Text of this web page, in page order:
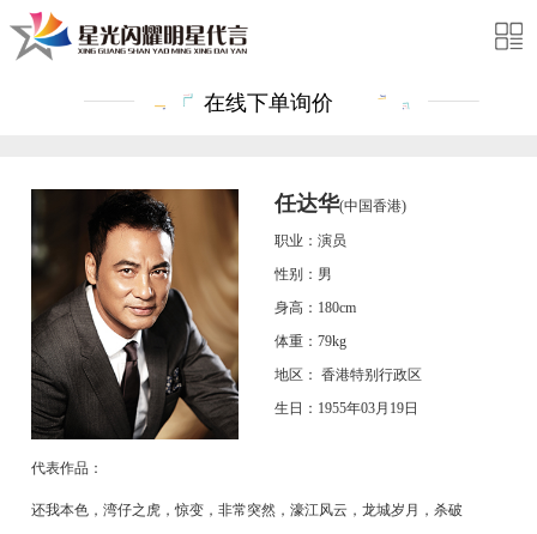
在线下单询价
任达华(中国香港)
职业：演员
性别：男
身高：180cm
体重：79kg
地区： 香港特别行政区
生日：1955年03月19日
代表作品：
还我本色，湾仔之虎，惊变，非常突然，濠江风云，龙城岁月，杀破